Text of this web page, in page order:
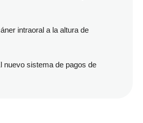
intraoral a la altura de
nuevo sistema de pagos de